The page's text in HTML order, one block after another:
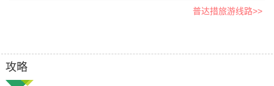
普达措旅游线路>>
攻略